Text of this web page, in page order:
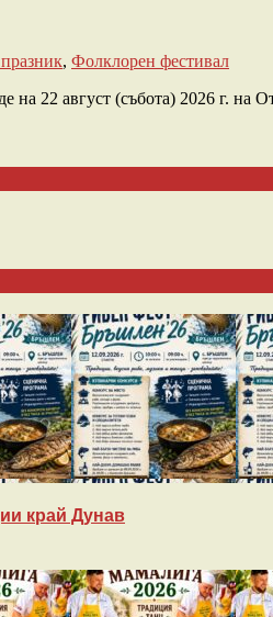
, Фолклорен фестивал
22 август (събота) 2026 г. на
край Дунав